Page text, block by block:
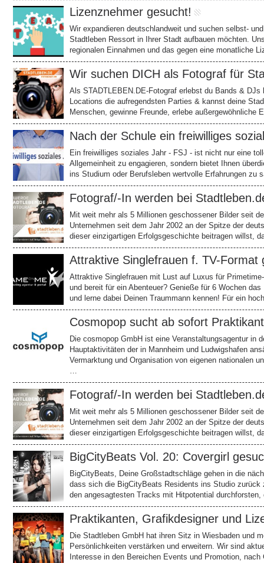
Lizenznehmer gesucht!
Wir expandieren deutschlandweit und suchen selbst-
Stadtleben Ressort in Ihrer Stadt aufbauen möchten.
regionalen Einnahmen und das gegen eine monatliche
Wir suchen DICH als Fotograf für
Als STADTLEBEN.DE-Fotograf erlebst du Bands &
Locations die aufregendsten Parties & kannst deine
Menschen, gewinne Freunde, erlebe außergewöhnliche
Nach der Schule ein freiwilliges
Ein freiwilliges soziales Jahr - FSJ - ist nicht nur eine
Allgemeinheit zu engagieren, sondern bietet Ihnen
ins Studium oder Berufsleben wertvolle Erfahrungen zu
Fotograf/-In werden bei
Mit weit mehr als 5 Millionen geschossener Bilder seit
Unternehmen seit dem Jahr 2002 an der Spitze der
dieser einzigartigen Erfolgsgeschichte beitragen willst,
Attraktive Singlefrauen f. TV-Format
Attraktive Singlefrauen mit Lust auf Luxus für
und bereit für ein Abenteuer? Genieße für 6 Wochen
und lerne dabei Deinen Traummann kennen! Für ein
Cosmopop sucht ab sofort
Die cosmopop GmbH ist eine Veranstaltungsagentur in
Hauptaktivitäten der in Mannheim und Ludwigshafen
Vermarktung und Organisation von eigenen nationalen
…
Fotograf/-In werden bei
Mit weit mehr als 5 Millionen geschossener Bilder seit
Unternehmen seit dem Jahr 2002 an der Spitze der
dieser einzigartigen Erfolgsgeschichte beitragen willst,
BigCityBeats Vol. 20: Covergirl
BigCityBeats, Deine Großstadtschläge gehen in die
dass sich die BigCityBeats Residents ins Studio zurück
den angesagtesten Tracks mit Hitpotential
Praktikanten, Grafikdesigner und
Die Stadtleben GmbH hat ihren Sitz in Wiesbaden und
Persönlichkeiten verstärken und erweitern. Wir sind
Interesse in den Bereichen Events und Promotion,